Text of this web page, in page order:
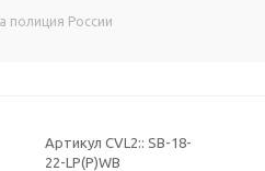
полиция России
Артикул CVL2:: SB-18-
22-LP(P)WB